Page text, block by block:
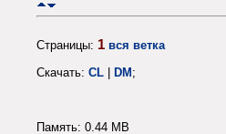
Страницы: 1 вся ветка
Скачать: CL DM ;
Память: 0.44 MB